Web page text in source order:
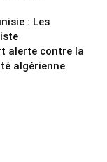
: Les
alerte contre la
algérienne